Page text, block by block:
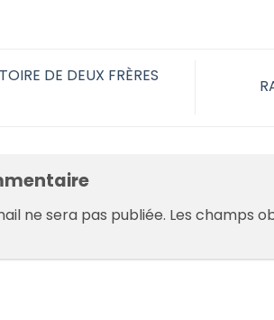
DE DEUX FRÈRES
ne sera pas publiée. Les champs